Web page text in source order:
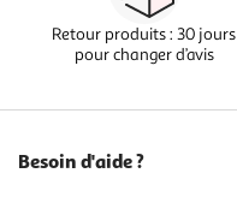
Retour produits : 30 jours
pour changer d’avis
Besoin d'aide ?